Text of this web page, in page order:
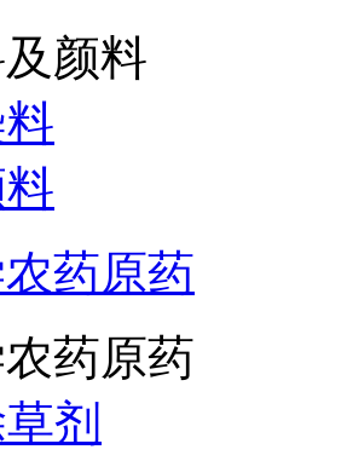
颜料
药原药
药原药
剂